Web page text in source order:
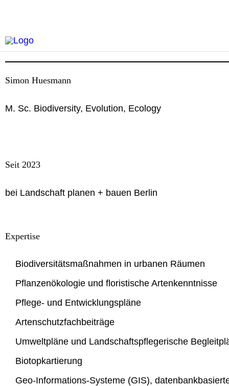
Simon Huesmann
M. Sc. Biodiversity, Evolution, Ecology
Seit 2023
bei Landschaft planen + bauen Berlin
Expertise
Biodiversitätsmaßnahmen in urbanen Räumen
Pflanzenökologie und floristische Artenkenntnisse
Pflege- und Entwicklungspläne
Artenschutzfachbeiträge
Umweltpläne und Landschaftspflegerische
Biotopkartierung
Geo-Informations-Systeme (GIS),